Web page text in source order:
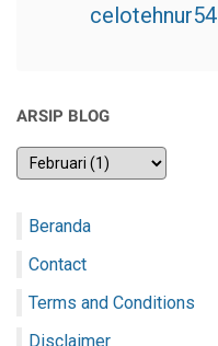
celotehnur54
ARSIP BLOG
Beranda
Contact
Terms and Conditions
Disclaimer